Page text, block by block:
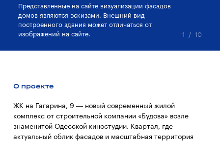
Представленные на сайте визуализации фасадов
домов являются эскизами. Внешний вид
построенного здания может отличаться от
изображений на сайте.
1 / 10
О проекте
ЖК на Гагарина, 9 — новый современный жилой
комплекс от строительной компании «Будова» возле
знаменитой Одесской киностудии. Квартал, где
актуальный облик фасадов и масштабная территория